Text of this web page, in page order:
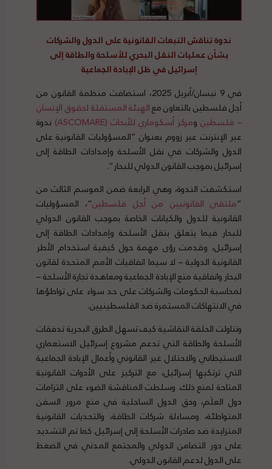
ندوة تناقش التبعات القانونية على الدول والشركات
بشأن عمليات النقل البحري للأسلحة والطاقة إلى
إسرائيل في ظل الإبادة الجماعية
في 9 نيسان/أبريل 2025، استضافت منظمة القانون من
أجل فلسطين بالتعاون معالهيئة المستقلة لحقوق الإنسان
– فلسطين ومركز أسكوماري للأبحاث (ASCOMARE)
ندوة
عبر الإنترنت عبر زووم بعنوان ”المسؤوليات القانونية على
الدول والشركات في نقل الأسلحة وإمدادات الطاقة إلى
إسرائيل بموجب القانون الدولي للبحار“.
استكشفت الندوة، وهي الرابعة ضمن الموسم الثالث من
“ملتقى القانونيين من أجل فلسطين“، المسؤوليات
القانونية للدول والكيانات الخاصة بموجب القانون الدولي
للبحار فيما يتعلق بنقل الأسلحة وإمدادات الطاقة إلى
إسرائيل، وقدمت رؤى مهمة حول كيفية استخدام الأطر
القانونية الدولية – لا سيما اتفاقيات الأمم المتحدة لقانون
البحار واتفاقية منع الإبادة الجماعية ومعاهدة تجارة الأسلحة –
لمحاسبة الحكومات والشركات على حد سواء على تواطؤها
في الانتهاكات المستمرة ضد الفلسطينيين.
وتناولت الحلقة النقاشية كيف تسهل الطرق البحرية تدفقات
الأسلحة والطاقة التي تدعم مشروع إسرائيل الاستعماري
الاستيطاني والاحتلال غير القانوني وأعمال الإبادة الجماعية
التي ترتكبها إسرائيل، مع التركيز على الأدوات القانونية
المتاحة لمنع ذلك. وسلطت المناقشة الضوء على التزامات
دول العلَم، وحق الدول الساحلية في منع مرور السفن
المتواطئة، ومساءلة شركات الطاقة، والتحديات القانونية
المتزايدة ضد صادرات الأسلحة إلى إسرائيل. كما تم التشديد
على دور التضامن الدولي والمجتمع المدني في الضغط
على الدول لدعم القانون الدولي.